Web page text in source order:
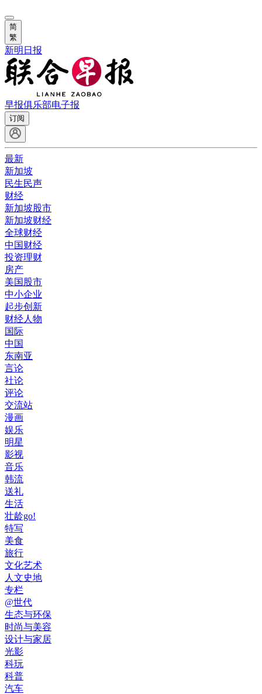
简
繁
新明日报
早报俱乐部电子报
订阅
最新
新加坡
民生民声
财经
新加坡股市
新加坡财经
全球财经
中国财经
投资理财
房产
美国股市
中小企业
起步创新
财经人物
国际
中国
东南亚
言论
社论
评论
交流站
漫画
娱乐
明星
影视
音乐
韩流
送礼
生活
壮龄go!
特写
美食
旅行
文化艺术
人文史地
专栏
@世代
生态与环保
时尚与美容
设计与家居
光影
科玩
科普
汽车